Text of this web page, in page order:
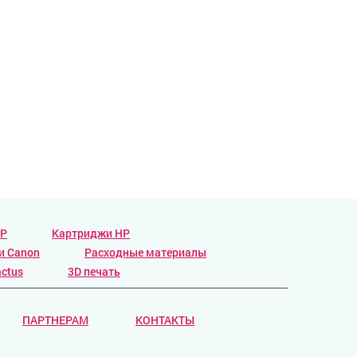
Картриджи HP
Canon
Расходные материалы
3D печать
ПАРТНЕРАМ КОНТАКТЫ